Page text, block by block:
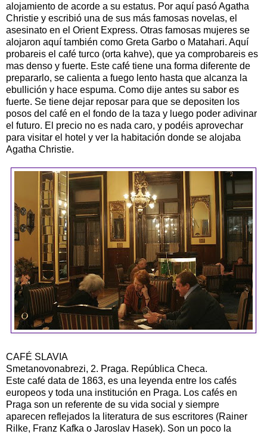
alojamiento de acorde a su estatus. Por aquí pasó Agatha
Christie y escribió una de sus más famosas novelas, el
asesinato en el Orient Express. Otras famosas mujeres se
alojaron aquí también como Greta Garbo o Matahari. Aquí
probareis el café turco (orta kahve), que ya comprobareis es
mas denso y fuerte. Este café tiene una forma diferente de
prepararlo, se calienta a fuego lento hasta que alcanza la
ebullición y hace espuma. Como dije antes su sabor es
fuerte. Se tiene dejar reposar para que se depositen los
posos del café en el fondo de la taza y luego poder adivinar
el futuro. El precio no es nada caro, y podéis aprovechar
para visitar el hotel y ver la habitación donde se alojaba
Agatha Christie.
CAFÉ SLAVIA
Smetanovonabrezi, 2. Praga. República Checa.
Este café data de 1863, es una leyenda entre los cafés
europeos y toda una institución en Praga. Los cafés en
Praga son un referente de su vida social y siempre
aparecen reflejados la literatura de sus escritores (Rainer
Rilke, Franz Kafka o Jaroslav Hasek). Son un poco la